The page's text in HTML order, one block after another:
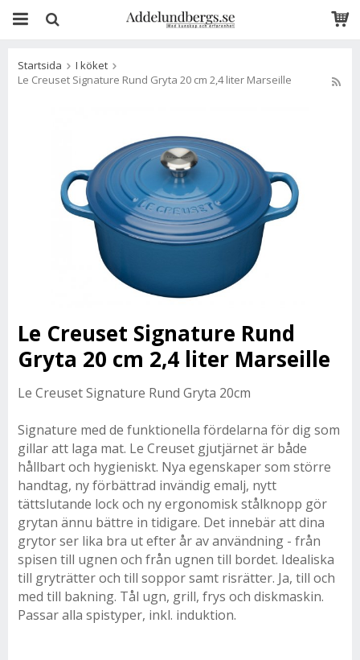
Startsida
I köket
Le Creuset Signature Rund Gryta 20 cm 2,4 liter Marseille
Le Creuset Signature Rund
Gryta 20 cm 2,4 liter Marseille
Le Creuset Signature Rund Gryta 20cm
Signature med de funktionella fördelarna för dig som
gillar att laga mat. Le Creuset gjutjärnet är både
hållbart och hygieniskt. Nya egenskaper som större
handtag, ny förbättrad invändig emalj, nytt
tättslutande lock och ny ergonomisk stålknopp gör
grytan ännu bättre in tidigare. Det innebär att dina
grytor ser lika bra ut efter år av användning - från
spisen till ugnen och från ugnen till bordet. Idealiska
till gryträtter och till soppor samt risrätter. Ja, till och
med till bakning. Tål ugn, grill, frys och diskmaskin.
Passar alla spistyper, inkl. induktion.